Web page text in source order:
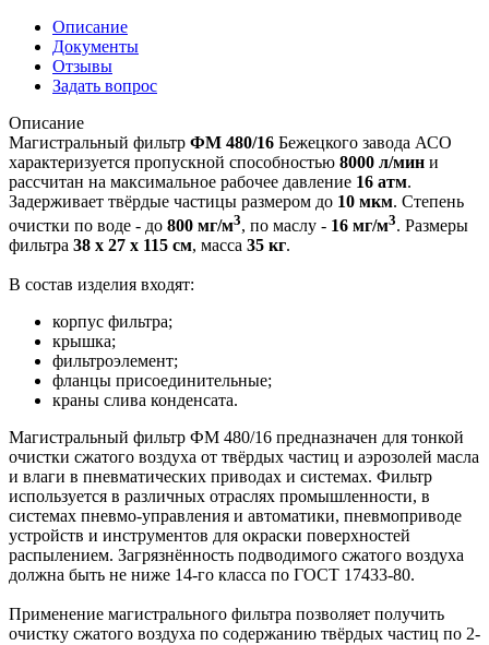
Описание
Документы
Отзывы
Задать вопрос
Описание
Магистральный фильтр ФМ 480/16 Бежецкого завода АСО
характеризуется пропускной способностью 8000 л/мин и
рассчитан на максимальное рабочее давление 16 атм.
Задерживает твёрдые частицы размером до 10 мкм. Степень
очистки по воде - до 800 мг/м3, по маслу - 16 мг/м3. Размеры
фильтра 38 х 27 х 115 см, масса 35 кг.
В состав изделия входят:
корпус фильтра;
крышка;
фильтроэлемент;
фланцы присоединительные;
краны слива конденсата.
Магистральный фильтр ФМ 480/16 предназначен для тонкой
очистки сжатого воздуха от твёрдых частиц и аэрозолей масла
и влаги в пневматических приводах и системах. Фильтр
используется в различных отраслях промышленности, в
системах пневмо-управления и автоматики, пневмоприводе
устройств и инструментов для окраски поверхностей
распылением. Загрязнённость подводимого сжатого воздуха
должна быть не ниже 14-го класса по ГОСТ 17433-80.
Применение магистрального фильтра позволяет получить
очистку сжатого воздуха по содержанию твёрдых частиц по 2-